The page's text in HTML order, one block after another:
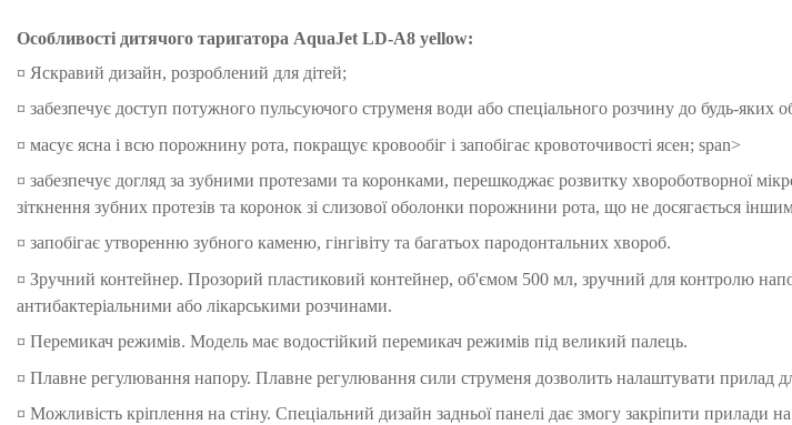
Особливості дитячого таригатора AquaJet LD-A8 yellow:
¤ Яскравий дизайн, розроблений для дітей;
¤ забезпечує доступ потужного пульсуючого струменя води або спеціального розчину до будь-яких
¤ масує ясна і всю порожнину рота, покращує кровообіг і запобігає кровоточивості ясен; span>
¤ забезпечує догляд за зубними протезами та коронками, перешкоджає розвитку хвороботворної
зіткнення зубних протезів та коронок зі слизової оболонки порожнини рота, що не досягається
¤ запобігає утворенню зубного каменю, гінгівіту та багатьох пародонтальних хвороб.
¤ Зручний контейнер. Прозорий пластиковий контейнер, об'ємом 500 мл, зручний для контролю
антибактеріальними або лікарськими розчинами.
¤ Перемикач режимів. Модель має водостійкий перемикач режимів під великий палець.
¤ Плавне регулювання напору. Плавне регулювання сили струменя дозволить налаштувати прилад
¤ Можливість кріплення на стіну. Спеціальний дизайн задньої панелі дає змогу закріпити прилади на